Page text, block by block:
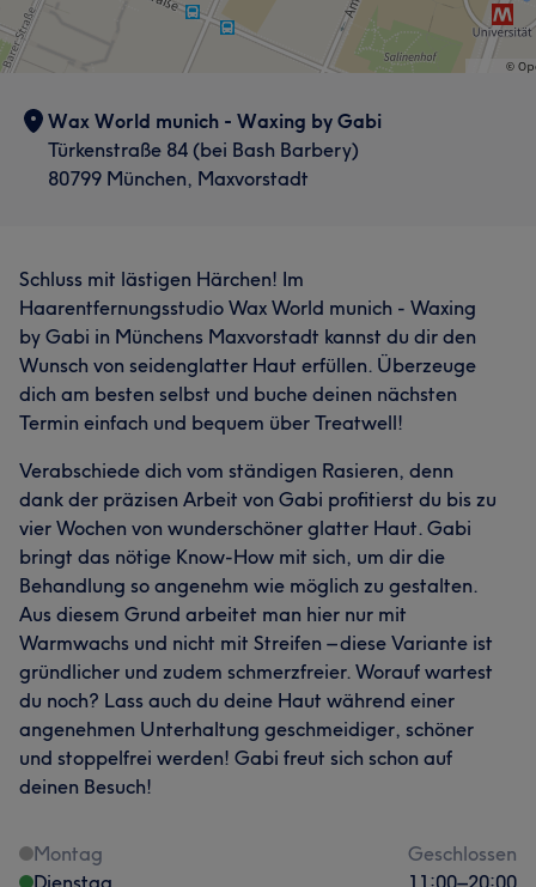
Wax World munich - Waxing by Gabi
Türkenstraße 84 (bei Bash Barbery)
80799 München, Maxvorstadt
Schluss mit lästigen Härchen! Im
Haarentfernungsstudio Wax World munich - Waxing
by Gabi in Münchens Maxvorstadt kannst du dir den
Wunsch von seidenglatter Haut erfüllen. Überzeuge
dich am besten selbst und buche deinen nächsten
Termin einfach und bequem über Treatwell!
Verabschiede dich vom ständigen Rasieren, denn
dank der präzisen Arbeit von Gabi profitierst du bis zu
vier Wochen von wunderschöner glatter Haut. Gabi
bringt das nötige Know-How mit sich, um dir die
Behandlung so angenehm wie möglich zu gestalten.
Aus diesem Grund arbeitet man hier nur mit
Warmwachs und nicht mit Streifen – diese Variante ist
gründlicher und zudem schmerzfreier. Worauf wartest
du noch? Lass auch du deine Haut während einer
angenehmen Unterhaltung geschmeidiger, schöner
und stoppelfrei werden! Gabi freut sich schon auf
deinen Besuch!
Montag
Geschlossen
Dienstag
11:00–20:00